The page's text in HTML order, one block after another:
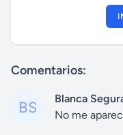
Comentarios:
Blanca
No me